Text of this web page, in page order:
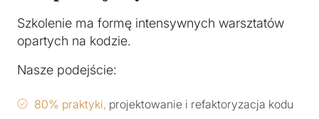
Szkolenie ma formę intensywnych warsztatów
opartych na kodzie.
Nasze podejście:
80% praktyki, projektowanie i refaktoryzacja kodu